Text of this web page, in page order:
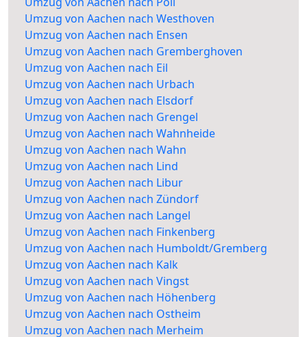
Umzug von Aachen nach Westhoven
Umzug von Aachen nach Ensen
Umzug von Aachen nach Gremberghoven
Umzug von Aachen nach Eil
Umzug von Aachen nach Urbach
Umzug von Aachen nach Elsdorf
Umzug von Aachen nach Grengel
Umzug von Aachen nach Wahnheide
Umzug von Aachen nach Wahn
Umzug von Aachen nach Lind
Umzug von Aachen nach Libur
Umzug von Aachen nach Zündorf
Umzug von Aachen nach Langel
Umzug von Aachen nach Finkenberg
Umzug von Aachen nach Humboldt/Gremberg
Umzug von Aachen nach Kalk
Umzug von Aachen nach Vingst
Umzug von Aachen nach Höhenberg
Umzug von Aachen nach Ostheim
Umzug von Aachen nach Merheim